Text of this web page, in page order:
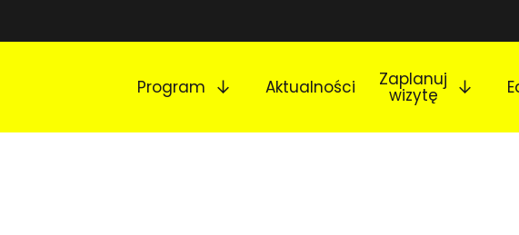
Program Aktualności Zaplanuj
wizytę